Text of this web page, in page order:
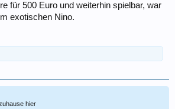
für 500 Euro und weiterhin spielbar, war
exotischen Nino.
hier